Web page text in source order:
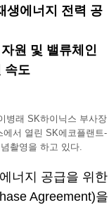
생에너지 전력 공
원 및 밸류체인
속도
병래 SK하이닉스 부사장
서 열린 SK에코플랜트-
촬영을 하고 있다.
너지 공급을 위한
Agreement)을